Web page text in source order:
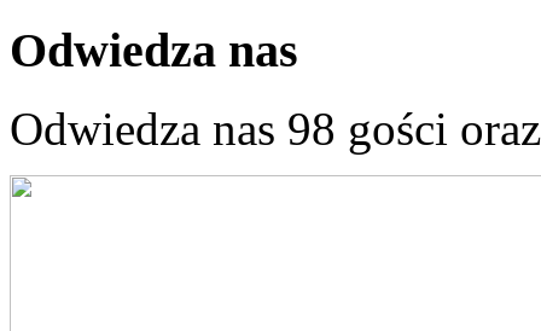
Odwiedza nas
Odwiedza nas 98 gości